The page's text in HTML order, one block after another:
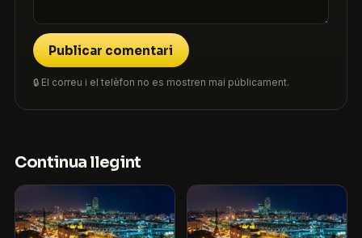
Publicar comentari
🔒 El correu i el telèfon no es mostren mai públicament.
Continua llegint